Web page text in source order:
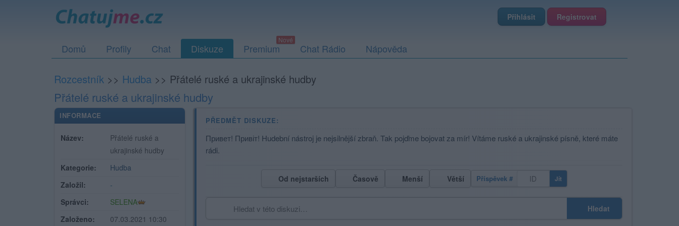
Přihlásit Registrovat
Domů Profily Chat Diskuze Premium Chat Rádio Nápověda
Rozcestník >> Hudba >> Přátelé ruské a ukrajinské hudby
Přátelé ruské a ukrajinské hudby
INFORMACE
Název:
Přátelé ruské a
ukrajinské hudby
Kategorie:
Hudba
Založil:
-
Správci:
SELENA
Založeno:
07.03.2021 10:30
PŘEDMĚT DISKUZE:
Привет! Привіт! Hudební nástroj je nejsilnější zbraň. Tak pojďme bojovat za mír! Vítáme ruské a ukrajinské písně, které máte
rádi.
Od nejstarších Časově Menší Větší Příspěvek # Jít
Hledat